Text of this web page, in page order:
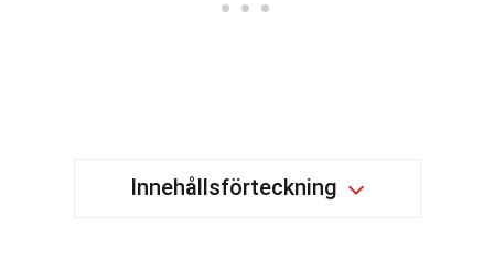
Innehållsförteckning